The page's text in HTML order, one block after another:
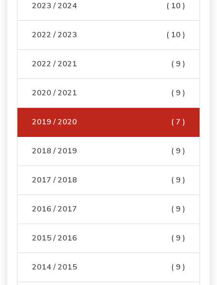
2023 / 2024 ( 10 )
2022 / 2023 ( 10 )
2022 / 2021 ( 9 )
2020 / 2021 ( 9 )
2019 / 2020 ( 7 )
2018 / 2019 ( 9 )
2017 / 2018 ( 9 )
2016 / 2017 ( 9 )
2015 / 2016 ( 9 )
2014 / 2015 ( 9 )